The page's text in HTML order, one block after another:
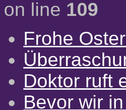
on line 109
Frohe
Doktor ruft
Bevor wir